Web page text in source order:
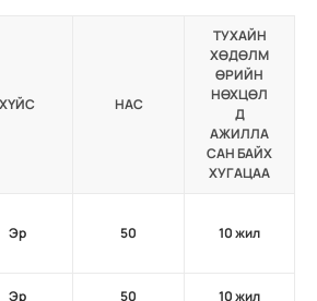
ХҮЙС НАС
ТУХАЙН
ХӨДӨЛМ
ӨРИЙН
НӨХЦӨЛ
Д
АЖИЛЛА
САН БАЙХ
ХУГАЦАА
Эр 50 10 жил
Эр 50 10 жил